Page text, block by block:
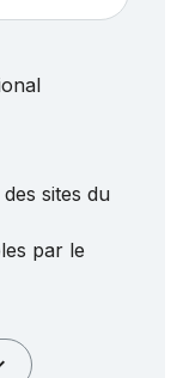
sites du
par le